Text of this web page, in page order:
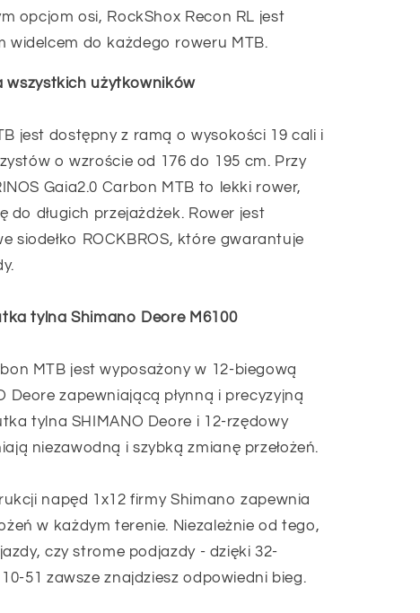
opcjom osi, RockShox Recon RL jest
widelcem do każdego roweru MTB.
wszystkich użytkowników
jest dostępny z ramą o wysokości 19 cali i
o wzroście od 176 do 195 cm. Przy
Gaia2.0 Carbon MTB to lekki rower,
do długich przejażdżek. Rower jest
siodełko ROCKBROS, które gwarantuje
tylna Shimano Deore M6100
MTB jest wyposażony w 12-biegową
Deore zapewniającą płynną i precyzyjną
tylna SHIMANO Deore i 12-rzędowy
niezawodną i szybką zmianę przełożeń.
napęd 1x12 firmy Shimano zapewnia
w każdym terenie. Niezależnie od tego,
czy strome podjazdy - dzięki 32-
51 zawsze znajdziesz odpowiedni bieg.